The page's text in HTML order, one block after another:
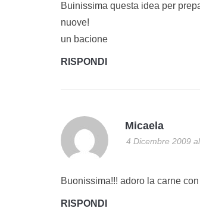
Buinissima questa idea per
nuove!
un bacione
RISPONDI
Micaela
4 Dicembre 2009
Buonissima!!! adoro la carne
RISPONDI